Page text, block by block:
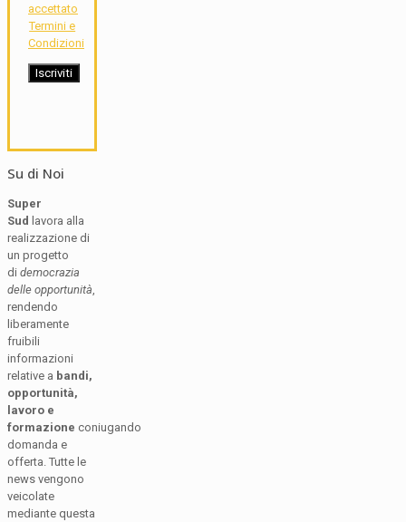
accettato
Termini e
Condizioni
Su di Noi
Super
Sud lavora alla
realizzazione di
un progetto
di democrazia
delle opportunità
rendendo
liberamente
fruibili
informazioni
relative a bandi,
opportunità,
lavoro e
formazione coniugando
domanda e
offerta. Tutte le
news vengono
veicolate
mediante questa